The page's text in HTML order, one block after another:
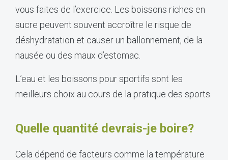
vous faites de l’exercice. Les boissons riches en
sucre peuvent souvent accroître le risque de
déshydratation et causer un ballonnement, de la
nausée ou des maux d’estomac.
L’eau et les boissons pour sportifs sont les
meilleurs choix au cours de la pratique des sports.
Quelle quantité devrais-je boire?
Cela dépend de facteurs comme la température